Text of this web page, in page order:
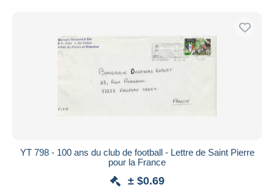
YT 798 - 100 ans du club de football - Lettre de Saint Pierre
pour la France
± $0.69